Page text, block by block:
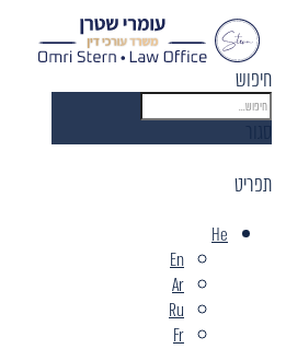
חיפוש
תפריט
He
En
Ar
Ru
Fr